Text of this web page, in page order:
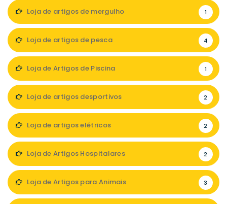
Loja de artigos de mergulho 1
Loja de artigos de pesca 4
Loja de Artigos de Piscina 1
Loja de artigos desportivos 2
Loja de artigos elétricos 2
Loja de Artigos Hospitalares 2
Loja de Artigos para Animais 3